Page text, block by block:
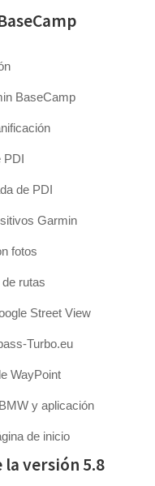
BaseCamp
PDI
de PDI
Garmin
fotos
rutas
Street View
Turbo.eu
WayPoint
y aplicación
de inicio
versión 5.8